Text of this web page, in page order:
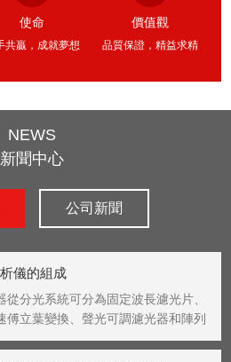
藥、商檢、制藥、糧油、電力、白
關和大專院校等。
使命
共贏，成就夢想
價值觀
品質保證，精益求精
NEWS
新聞中心
公司新聞
儀的組成
從分光系統可分為固定波長濾光片、
傅立葉變換、聲光可調濾光器和陣列
濾光片型主要作專用分析儀器，如糧